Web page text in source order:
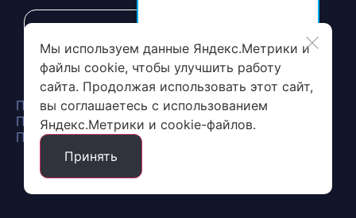
EasiCoat
Здравствуйте! Готовы помочь
вам. Напишите мне, если у
вас появятся вопросы.
Политика конфиденциальности
Политика обработки и защиты персональных данных
Пользовательское соглашение сайта
Мы используем данные Яндекс.Метрики и
файлы cookie, чтобы улучшить работу
сайта. Продолжая использовать этот сайт,
вы соглашаетесь с использованием
Яндекс.Метрики и cookie-файлов.
Принять